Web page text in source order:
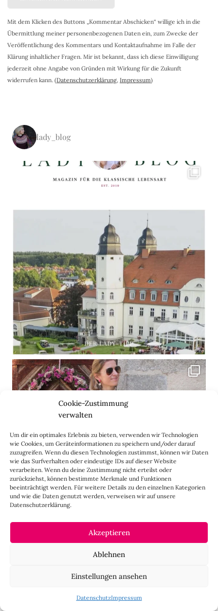
Cookie-Zustimmung
verwalten
Um dir ein optimales Erlebnis zu bieten, verwenden wir Technologien
wie Cookies, um Geräteinformationen zu speichern und/oder darauf
zuzugreifen. Wenn du diesen Technologien zustimmst, können wir Daten
wie das Surfverhalten oder eindeutige IDs auf dieser Website
verarbeiten. Wenn du deine Zustimmung nicht erteilst oder
zurückziehst, können bestimmte Merkmale und Funktionen
beeinträchtigt werden. Für weitere Details zu den einzelnen Kategorien
und wie die Daten genutzt werden, verweisen wir auf unsere
Datenschutzerklärung.
Akzeptieren
Ablehnen
Einstellungen ansehen
DatenschutzImpressum
Mit dem Klicken des Buttons „Kommentar Abschicken“ willige ich in die
Übermittlung meiner personenbezogenen Daten ein, zum Zwecke der
Veröffentlichung des Kommentars und Kontaktaufnahme im Falle der
Klärung inhaltlicher Fragen. Mir ist bekannt, dass ich diese Einwilligung
jederzeit ohne Angabe von Gründen mit Wirkung für die Zukunft
widerrufen kann. (Datenschutzerklärung, Impressum)
lady_blog